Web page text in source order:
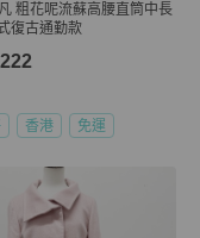
粗花呢流蘇高腰直筒中長
復古通勤款
香港 免運